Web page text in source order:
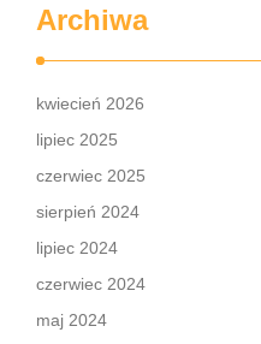
Archiwa
kwiecień 2026
lipiec 2025
czerwiec 2025
sierpień 2024
lipiec 2024
czerwiec 2024
maj 2024